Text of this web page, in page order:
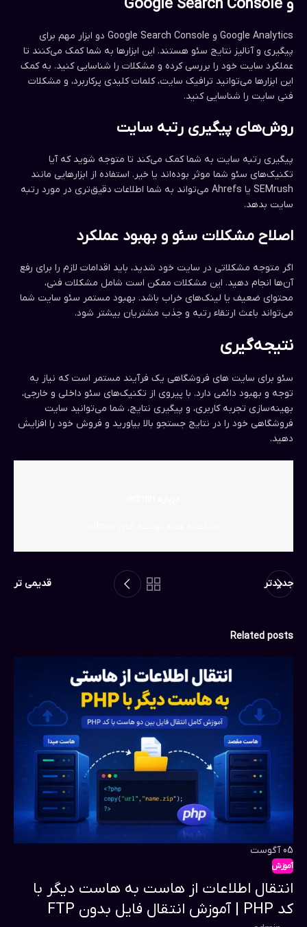
و Google Search Console
Google Analytics و Google Search Console دو ابزار مهم برای
پیگیری و آنالیز نتایج سئو هستند. این ابزارها به شما کمک می‌کنند تا
عملکرد سایت خود را بررسی کرده و مشکلات را شناسایی کنید. به کمک
این ابزارها می‌توانید ترافیک سایت، کلمات کلیدی پرکاربرد، و مشکلات
فنی سایت را شناسایی کنید.
روش‌های پیگیری رتبه سایت
پیگیری رتبه سایت به شما کمک می‌کند تا متوجه شوید که آیا
تکنیک‌های سئو شما موثر بوده‌اند یا خیر. استفاده از ابزارهایی مانند
SEMrush یا Ahrefs می‌تواند به شما اطلاعات دقیق‌تری در مورد رتبه
سایت بدهد.
اصلاح مشکلات سئو و بهبود عملکرد
اگر متوجه مشکلاتی در سایت خود شدید، باید اقدامات لازم را برای رفع
آن‌ها انجام دهید. این مشکلات ممکن است شامل مشکلات فنی،
محتوای ضعیف یا لینک‌های خراب باشد. بهبود مستمر سئو سایت شما
می‌تواند باعث ارتقاء رتبه و جذب مشتریان بیشتر شود.
نتیجه‌گیری
سئو برای سایت های فروشگاهی یک فرآیند مستمر است که نیاز به
توجه و بهبود دائمی دارد. با پیروی از تکنیک‌های سئو داخلی و خارجی،
بهینه‌سازی تجربه کاربری، و پیگیری نتایج، شما می‌توانید سایت
فروشگاهی خود را در نتایج جستجو بالا بیاورید و فروش خود را افزایش
دهید.
جدیدتر قدیمی تر
Related posts
05 آگوست
آموزش
انتقال اطلاعات از هاست به هاست دیگر با
کد PHP | آموزش انتقال فایل بدون FTP